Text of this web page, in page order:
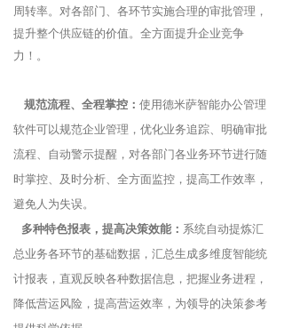
周转率。对各部门、各环节实施合理的审批管理，
提升整个供应链的价值。全方面提升企业竞争
力！。
规范流程、全程掌控： 使用德米萨智能办公管理
软件可以规范企业管理，优化业务追踪、明确审批
流程、自动警示提醒，对各部门各业务环节进行随
时掌控、及时分析、全方面监控，提高工作效率，
避免人为失误。
多种特色报表，提高决策效能： 系统自动提炼汇
总业务各环节的基础数据，汇总生成多维度智能统
计报表，直观反映各种数据信息，把握业务进程，
降低营运风险，提高营运效率，为领导的决策参考